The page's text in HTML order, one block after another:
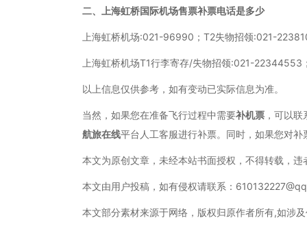
二、上海虹桥国际机场售票补票电话是多少
上海虹桥机场:021-96990；T2失物招领:021-
上海虹桥机场T1行李寄存/失物招领:021-
以上信息仅供参考，如有变动已实际信息为准。
当然，如果您在准备飞行过程中需要补机票 ，可以
航旅在线平台人工客服进行补票。同时，如果您对
本文为原创文章，未经本站书面授权，不得转载，违
本文由用户投稿，如有侵权请联系：
本文部分素材来源于网络，版权归原作者所有,如涉